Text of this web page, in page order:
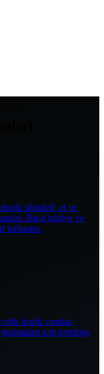
silindirli, el ve
Baraj tahliye ve
kullanım.
konik vanalar.
için üretilmiş